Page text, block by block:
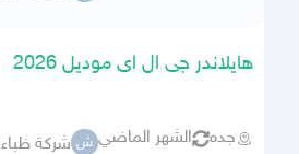
هايلاندر جى ال اى موديل 2026
جده الشهر الماضي ش